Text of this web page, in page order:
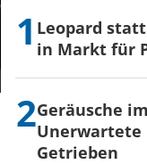
Leopard
in Markt für
Geräusche
Unerwartete
Getrieben